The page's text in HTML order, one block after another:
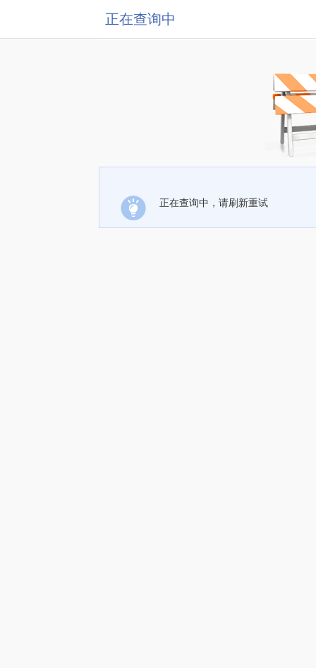
正在查询中
正在查询中，请刷新重试